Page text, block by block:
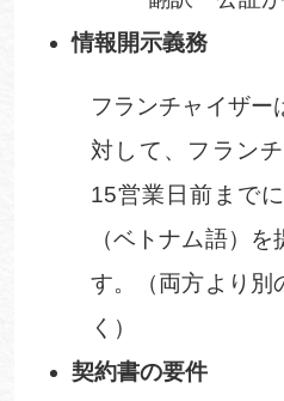
情報開示義務
フランチャイザー
対して、フラン
15営業日前までに
（ベトナム語）
す。（両方より別
く）
契約書の要件